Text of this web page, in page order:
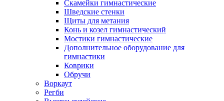
Скамейки гимнастические
Шведские стенки
Щиты для метания
Конь и козел гимнастический
Мостики гимнастические
Дополнительное оборудование для
гимнастики
Коврики
Обручи
Воркаут
Регби